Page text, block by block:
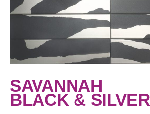
SAVANNAH
BLACK & SILVER